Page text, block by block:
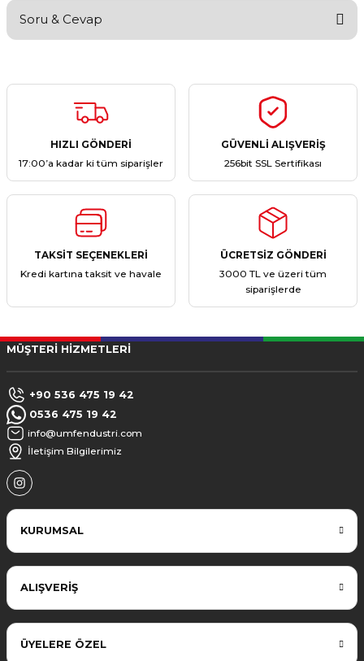
Yorum Yaz
Soru & Cevap
Ürün hakkında henüz soru sorulmamış.
HIZLI GÖNDERİ
17:00’a kadar ki tüm siparişler
GÜVENLİ ALIŞVERİŞ
256bit SSL Sertifikası
TAKSİT SEÇENEKLERİ
Kredi kartına taksit ve havale
ÜCRETSİZ GÖNDERİ
3000 TL ve üzeri tüm
siparişlerde
MÜŞTERİ HİZMETLERİ
+90 536 475 19 42
0536 475 19 42
info@umfendustri.com
İletişim Bilgilerimiz
KURUMSAL
ALIŞVERİŞ
ÜYELERE ÖZEL